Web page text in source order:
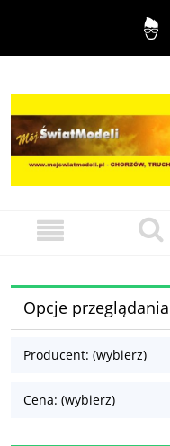
Opcje przeglądania
Producent: (wybierz)
Cena: (wybierz)